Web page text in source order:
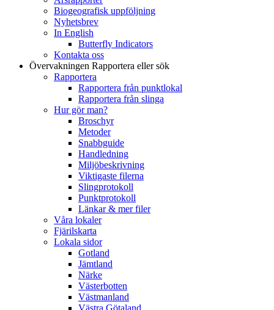
Biogeografisk uppföljning
Nyhetsbrev
In English
Butterfly Indicators
Kontakta oss
Övervakningen Rapportera eller sök
Rapportera
Rapportera från punktlokal
Rapportera från slinga
Hur gör man?
Broschyr
Metoder
Snabbguide
Handledning
Miljöbeskrivning
Viktigaste filerna
Slingprotokoll
Punktprotokoll
Länkar & mer filer
Våra lokaler
Fjärilskarta
Lokala sidor
Gotland
Jämtland
Närke
Västerbotten
Västmanland
Västra Götaland